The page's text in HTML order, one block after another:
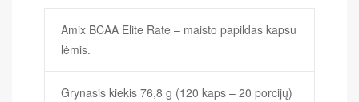
Amix BCAA Elite Rate – maisto papildas kapsu
lėmis.
Grynasis kiekis 76,8 g (120 kaps – 20 porcijų)